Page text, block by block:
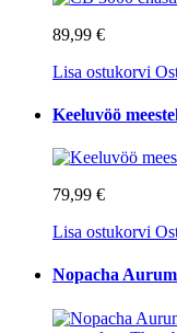
89,99 €
Lisa ostukorvi
Keeluvöö
79,99 €
Lisa ostukorvi
Nopacha